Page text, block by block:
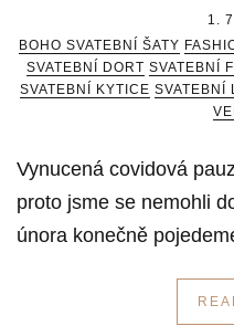
1.
BOHO SVATEBNÍ ŠATY
SVATEBNÍ DORT SVATEBNÍ
SVATEBNÍ KYTICE SVATEBNÍ
Vynucená covidová
proto jsme se nemohli
února konečně